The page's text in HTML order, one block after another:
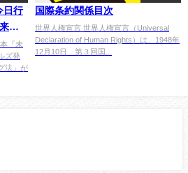
日行
世
」
こ
イ
『未
ズ発
法」が
国際条約関係目次
世界人権宣言 世界人権宣言（Universal
Declaration of Human Rights）は、1948年
12月10日 第３回国...